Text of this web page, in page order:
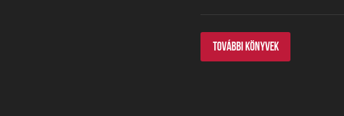
TOVÁBBI KÖNYVEK